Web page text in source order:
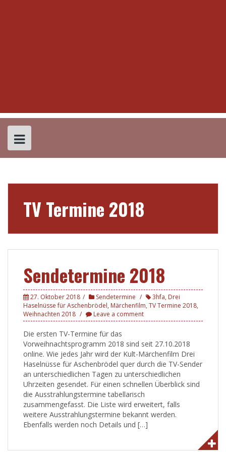
TV Termine 2018
Sendetermine 2018
27. Oktober 2018 Sendetermine 3hfa, Drei
Haselnüsse für Aschenbrödel, Märchenfilm, TV Termine 2018,
Weihnachten 2018
Leave a comment
Die ersten TV-Termine für das
Vorweihnachtsprogramm 2018 sind seit 27.10.2018
online. Wie jedes Jahr wird der Kult-Märchenfilm Drei
Haselnüsse für Aschenbrödel quer durch die TV-Sender
an unterschiedlichen Tagen zu unterschiedlichen
Uhrzeiten gesendet. Für einen schnellen Überblick sind
die Ausstrahlungstermine tabellarisch
zusammengefasst. Die Liste wird erweitert, falls
weitere Ausstrahlungstermine bekannt werden.
Ebenfalls werden noch Details und […]